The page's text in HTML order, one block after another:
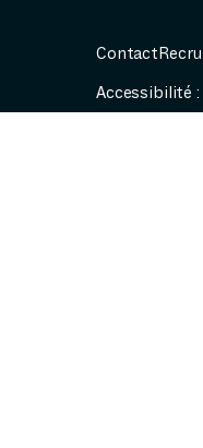
Contact
Accessibilité